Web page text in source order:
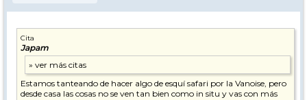
Cita
Japam
Estamos tanteando de hacer algo de esquí safari por la Vanoise, pero
desde casa las cosas no se ven tan bien como in situ y vas con más